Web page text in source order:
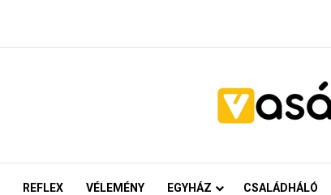
REFLEX VÉLEMÉNY EGYHÁZ CSALÁDHÁLÓ